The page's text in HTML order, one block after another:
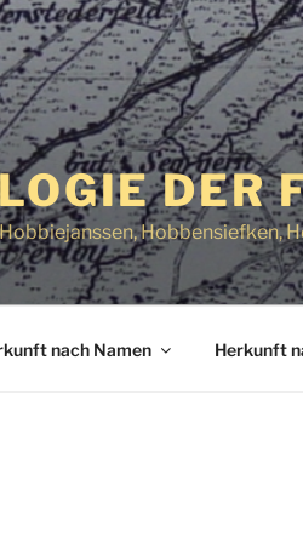
DER
Hobbensiefken,
nach Namen Herkunft